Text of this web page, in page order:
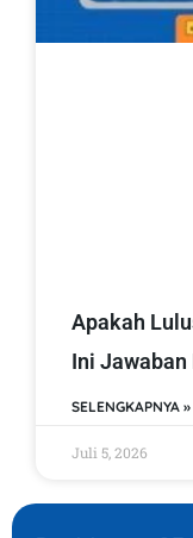
Apakah
Ini Jawaban
SELENGKAPNYA »
Juli 5, 2026